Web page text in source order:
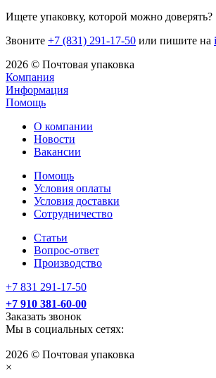
Ищете упаковку, которой можно доверять?
Звоните +7 (831) 291-17-50 или пишите на
2026 © Почтовая упаковка
Компания
Информация
Помощь
О компании
Новости
Вакансии
Помощь
Условия оплаты
Условия доставки
Сотрудничество
Статьи
Вопрос-ответ
Производство
+7 831 291-17-50
+7 910 381-60-00
Заказать звонок
Мы в социальных сетях:
2026 © Почтовая упаковка
×